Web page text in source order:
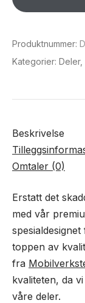
iPhone
Mini
antall
Produktnummer:
Kategorier: Deler,
Beskrivelse
Omtaler (0)
Erstatt det
med vår
toppen av
fra
kvaliteten, da
våre deler.